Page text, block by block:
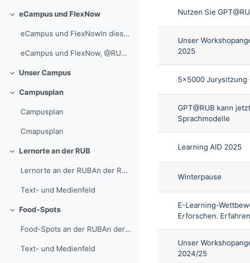
Einklappen
eCampus und FlexNow
eCampus und FlexNowIn diesem Abschnitt findest du ...
eCampus und FlexNow, @RUB, Marquard
Einklappen
Unser Campus
Einklappen
Campusplan
Campusplan
Cmapusplan
Einklappen
Lernorte an der RUB
Lernorte an der RUBAn der RUB gibt es verschiedene...
Text- und Medienfeld
Einklappen
Food-Spots
Food-Spots an der RUBAn der RUB gibt es verschiede...
Text- und Medienfeld
Nutzen Sie
Unser
2025
5x5000 Jurysitzung
GPT@RUB kann
Sprachmodelle
Learning AID 2025
Winterpause
E-Learning-
Erforschen.
Unser
2024/25